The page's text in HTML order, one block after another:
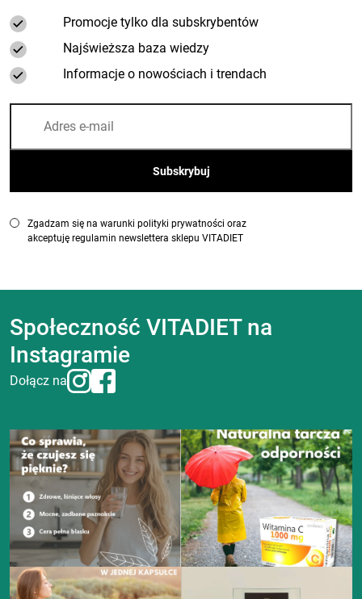
Promocje tylko dla subskrybentów
Najświeższa baza wiedzy
Informacje o nowościach i trendach
Zgadzam się na warunki polityki prywatności oraz
akceptuję regulamin newslettera sklepu VITADIET
Społeczność VITADIET na
Instagramie
Dołącz na